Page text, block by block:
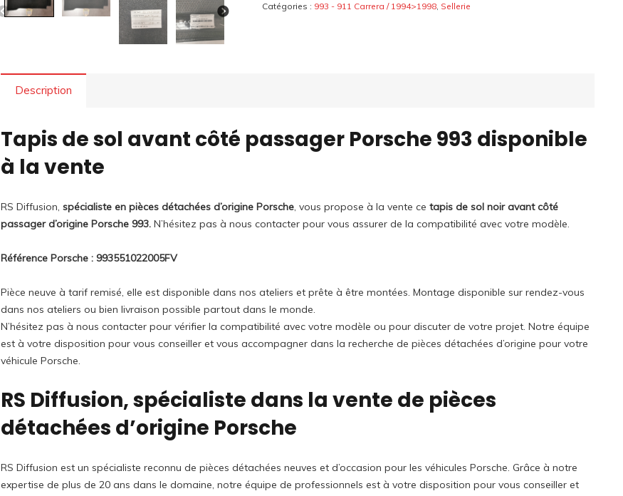
Catégories : 993 - 911 Carrera / 1994>1998, Sellerie
Description
Tapis de sol avant côté passager Porsche 993 disponible
à la vente
RS Diffusion, spécialiste en pièces détachées d’origine Porsche, vous propose à la vente ce tapis de sol noir avant côté
passager d’origine Porsche 993.N’hésitez pas à nous contacter pour vous assurer de la compatibilité avec votre modèle.
Référence Porsche : 993551022005FV
Pièce neuve à tarif remisé, elle est disponible dans nos ateliers et prête à être montées. Montage disponible sur rendez-vous
dans nos ateliers ou bien livraison possible partout dans le monde.
N’hésitez pas à nous contacter pour vérifier la compatibilité avec votre modèle ou pour discuter de votre projet. Notre équipe
est à votre disposition pour vous conseiller et vous accompagner dans la recherche de pièces détachées d’origine pour votre
véhicule Porsche.
RS Diffusion, spécialiste dans la vente de pièces
détachées d’origine Porsche
RS Diffusion est un spécialiste reconnu de pièces détachées neuves et d’occasion pour les véhicules Porsche. Grâce à notre
expertise de plus de 20 ans dans le domaine, notre équipe de professionnels est à votre disposition pour vous conseiller et